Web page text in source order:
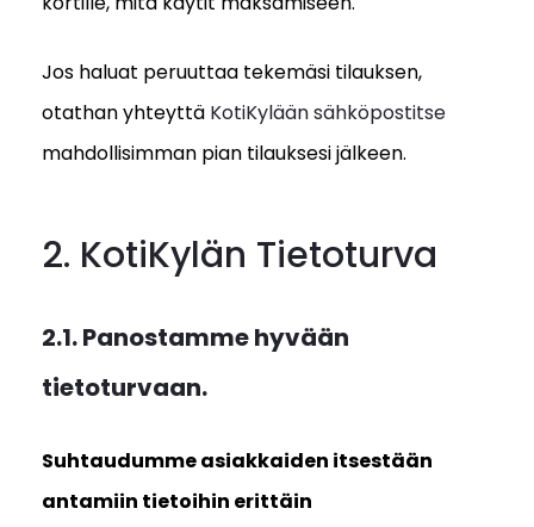
Jos haluat peruuttaa tekemäsi tilauksen,
otathan yhteyttä KotiKylään sähköpostitse
mahdollisimman pian tilauksesi jälkeen.
2. KotiKylän Tietoturva
2.1. Panostamme hyvään
tietoturvaan.
Suhtaudumme asiakkaiden itsestään
antamiin tietoihin erittäin